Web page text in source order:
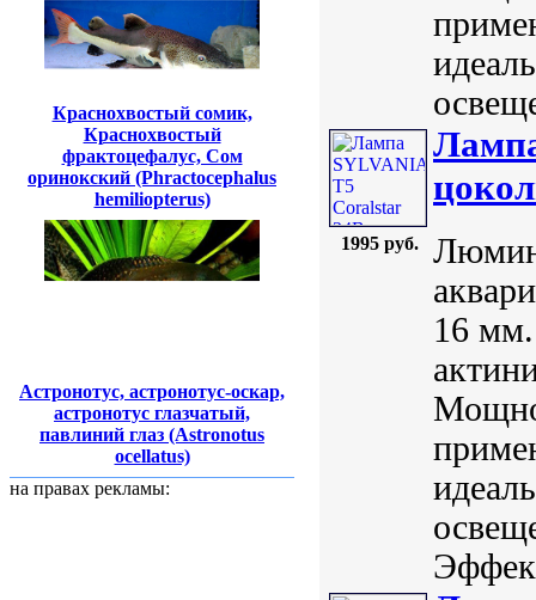
Краснохвостый сомик,
Краснохвостый
фрактоцефалус, Сом
оринокский (Phractocephalus
hemiliopterus)
Астронотус, астронотус-оскар,
астронотус глазчатый,
павлиний глаз (Astronotus
ocellatus)
на правах рекламы:
1995 руб.
16